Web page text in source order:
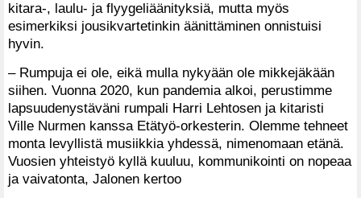
kitara-, laulu- ja flyygeliäänityksiä, mutta myös
esimerkiksi jousikvartetinkin äänittäminen onnistuisi
hyvin.
– Rumpuja ei ole, eikä mulla nykyään ole mikkejäkään
siihen. Vuonna 2020, kun pandemia alkoi, perustimme
lapsuudenystäväni rumpali Harri Lehtosen ja kitaristi
Ville Nurmen kanssa Etätyö-orkesterin. Olemme tehneet
monta levyllistä musiikkia yhdessä, nimenomaan etänä.
Vuosien yhteistyö kyllä kuuluu, kommunikointi on nopeaa
ja vaivatonta, Jalonen kertoo